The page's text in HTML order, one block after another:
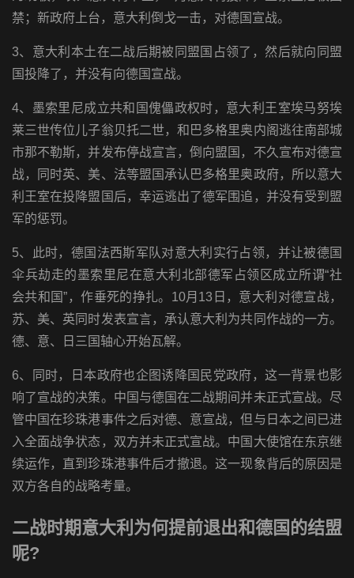
禁；新政府上台，意大利倒戈一击，对德国宣战。
3、意大利本土在二战后期被同盟国占领了，然后就向同盟
国投降了，并没有向德国宣战。
4、墨索里尼成立共和国傀儡政权时，意大利王室埃马努埃
莱三世传位儿子翁贝托二世，和巴多格里奥内阁逃往南部城
市那不勒斯，并发布停战宣言，倒向盟国，不久宣布对德宣
战，同时英、美、法等盟国承认巴多格里奥政府，所以意大
利王室在投降盟国后，幸运逃出了德军围追，并没有受到盟
军的惩罚。
5、此时，德国法西斯军队对意大利实行占领，并让被德国
伞兵劫走的墨索里尼在意大利北部德军占领区成立所谓“社
会共和国”，作垂死的挣扎。10月13日，意大利对德宣战，
苏、美、英同时发表宣言，承认意大利为共同作战的一方。
德、意、日三国轴心开始瓦解。
6、同时，日本政府也企图诱降国民党政府，这一背景也影
响了宣战的决策。中国与德国在二战期间并未正式宣战。尽
管中国在珍珠港事件之后对德、意宣战，但与日本之间已进
入全面战争状态，双方并未正式宣战。中国大使馆在东京继
续运作，直到珍珠港事件后才撤退。这一现象背后的原因是
双方各自的战略考量。
二战时期意大利为何提前退出和德国的结盟
呢?